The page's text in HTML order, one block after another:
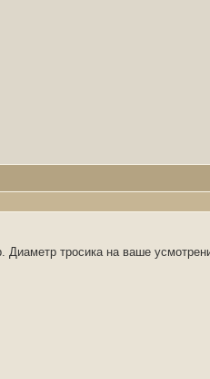
Диаметр тросика на ваше